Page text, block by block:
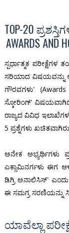
TOP-20
AWARDS AND
ಸ್ಪರ್ಧಾತ್ಮಕ
ಸರಿಯಾದ ವಿಷಯವನ್ನು
ಗೌರವಗಳು'
ಸ್ಕೋರಿಂಗ್'
ರಾಜ್ಯದ ವಿವಿಧ
5 ಪ್ರಶ್ನೆಗಳು
ಅನೇಕ ಅಭ್ಯರ್ಥಿಗಳು
ಎಕ್ಸಾಮಿನರ್ಗಳು ಈಗ
ಡಿಗ್ರಿ ಅನಾಲಿಸಿಸ್' ಎಂದು
ಈ ಸಮಗ್ರ ಸರಣಿಯನ್ನು
ಯಾವೆಲ್ಲಾ